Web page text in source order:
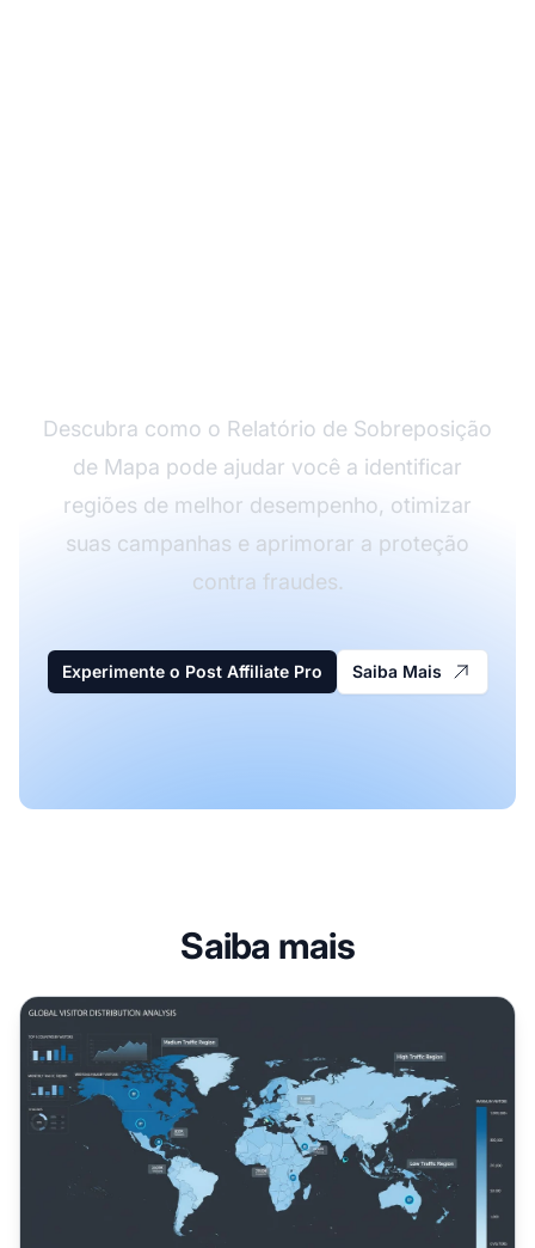
Descubra como o Relatório de Sobreposição
de Mapa pode ajudar você a identificar
regiões de melhor desempenho, otimizar
suas campanhas e aprimorar a proteção
contra fraudes.
Experimente o Post Affiliate Pro Saiba Mais
Saiba mais
O que é um Relatório de Sobreposição de Mapa? Guia